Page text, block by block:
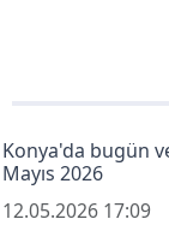
Konya'da bugün
Mayıs 2026
12.05.2026 17:09